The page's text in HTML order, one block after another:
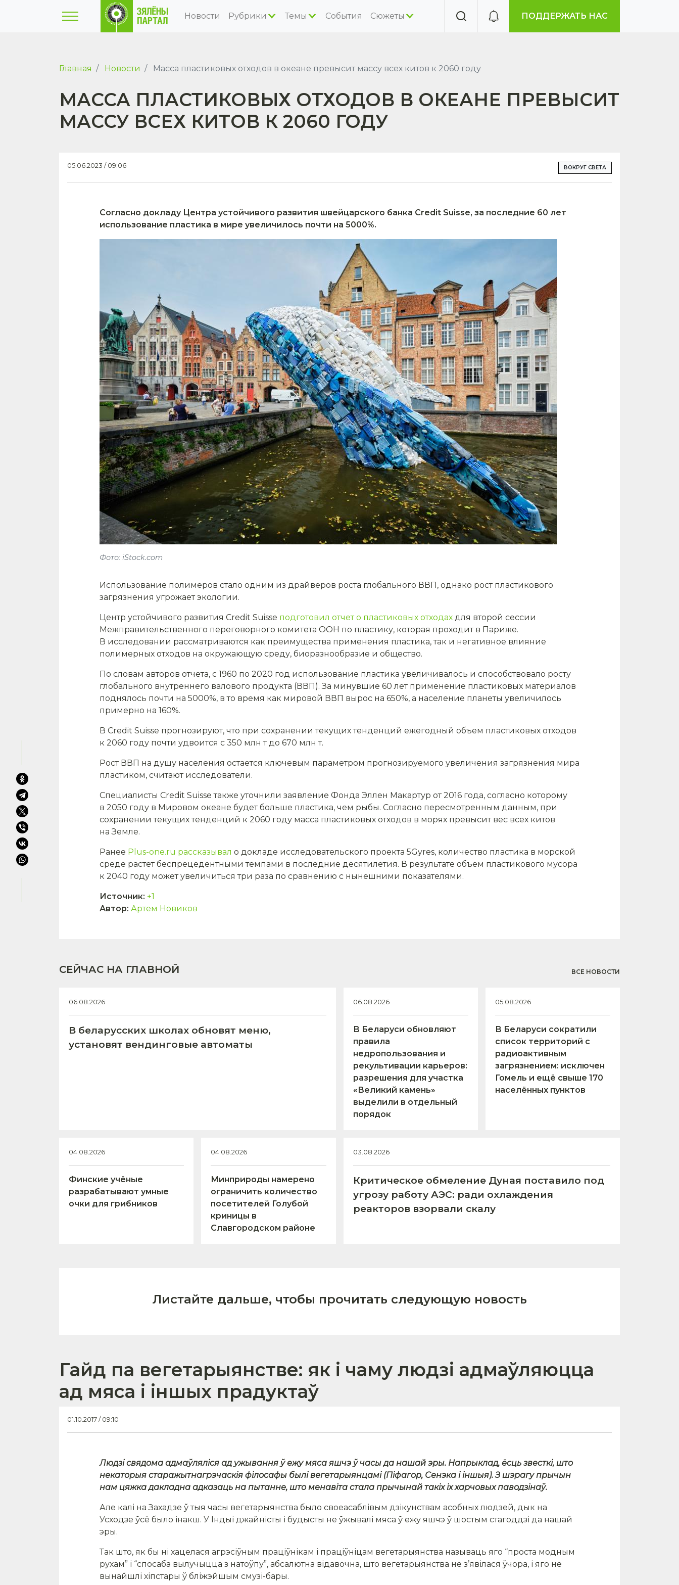
Новости Рубрики Темы События Сюжеты ПОДДЕРЖАТЬ НАС
Главная Новости Масса пластиковых отходов в океане превысит массу всех китов к 2060 году
МАССА ПЛАСТИКОВЫХ ОТХОДОВ В ОКЕАНЕ ПРЕВЫСИТ
МАССУ ВСЕХ КИТОВ К 2060 ГОДУ
05.06.2023 / 09:06 ВОКРУГ СВЕТА
Согласно докладу Центра устойчивого развития швейцарского банка Credit Suisse, за последние 60 лет
использование пластика в мире увеличилось почти на 5000%.
Фото: iStock.com
Использование полимеров стало одним из драйверов роста глобального ВВП, однако рост пластикового
загрязнения угрожает экологии.
Центр устойчивого развития Credit Suisse подготовил отчет о пластиковых отходах для второй сессии
Межправительственного переговорного комитета ООН по пластику, которая проходит в Париже.
В исследовании рассматриваются как преимущества применения пластика, так и негативное влияние
полимерных отходов на окружающую среду, биоразнообразие и общество.
По словам авторов отчета, с 1960 по 2020 год использование пластика увеличивалось и способствовало росту
глобального внутреннего валового продукта (ВВП). За минувшие 60 лет применение пластиковых материалов
поднялось почти на 5000%, в то время как мировой ВВП вырос на 650%, а население планеты увеличилось
примерно на 160%.
В Credit Suisse прогнозируют, что при сохранении текущих тенденций ежегодный объем пластиковых отходов
к 2060 году почти удвоится с 350 млн т до 670 млн т.
Рост ВВП на душу населения остается ключевым параметром прогнозируемого увеличения загрязнения мира
пластиком, считают исследователи.
Специалисты Credit Suisse также уточнили заявление Фонда Эллен Макартур от 2016 года, согласно которому
в 2050 году в Мировом океане будет больше пластика, чем рыбы. Согласно пересмотренным данным, при
сохранении текущих тенденций к 2060 году масса пластиковых отходов в морях превысит вес всех китов
на Земле.
Ранее Plus-one.ru рассказывал о докладе исследовательского проекта 5Gyres, количество пластика в морской
среде растет беспрецедентными темпами в последние десятилетия. В результате объем пластикового мусора
к 2040 году может увеличиться три раза по сравнению с нынешними показателями.
Источник: +1
Автор: Артем Новиков
СЕЙЧАС НА ГЛАВНОЙ ВСЕ НОВОСТИ
06.08.2026
В беларусских школах обновят меню,
установят вендинговые автоматы
06.08.2026
В Беларуси обновляют
правила
недропользования и
рекультивации карьеров:
разрешения для участка
«Великий камень»
выделили в отдельный
порядок
05.08.2026
В Беларуси сократили
список территорий с
радиоактивным
загрязнением: исключен
Гомель и ещё свыше 170
населённых пунктов
04.08.2026
Финские учёные
разрабатывают умные
очки для грибников
04.08.2026
Минприроды намерено
ограничить количество
посетителей Голубой
криницы в
Славгородском районе
03.08.2026
Критическое обмеление Дуная поставило под
угрозу работу АЭС: ради охлаждения
реакторов взорвали скалу
Листайте дальше, чтобы прочитать следующую новость
Гайд па вегетарыянстве: як і чаму людзі адмаўляюцца
ад мяса і іншых прадуктаў
01.10.2017 / 09:10
Людзі свядома адмаўляліся ад ужывання ў ежу мяса яшчэ ў часы да нашай эры. Напрыклад, ёсць звесткі, што
некаторыя старажытнагрэчаскія філосафы былі вегетарыянцамі (Піфагор, Сенэка і іншыя). З шэрагу прычын
нам цяжка дакладна адказаць на пытанне, што менавіта стала прычынай такіх іх харчовых паводзінаў.
Але калі на Захадзе ў тыя часы вегетарыянства было своеасаблівым дзікунствам асобных людзей, дык на
Усходзе ўсё было інакш. У Індыі джайністы і будысты не ўжывалі мяса ў ежу яшчэ ў шостым стагоддзі да нашай
эры.
Так што, як бы ні хацелася агрэсіўным праціўнікам і праціўніцам вегетарыянства называць яго “проста модным
рухам” і “спосаба вылучыцца з натоўпу”, абсалютна відавочна, што вегетарыянства не з’явілася ўчора, і яго не
вынайшлі хіпстары ў бліжэйшым смузі-бары.